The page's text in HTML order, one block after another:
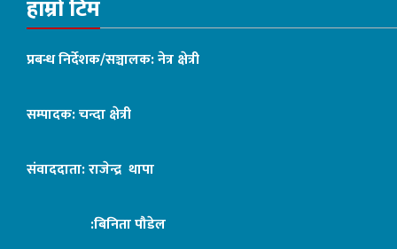
हाम्रो टिम
प्रबन्ध निर्देशक/सञ्चालक: नेत्र क्षेत्री
सम्पादक: चन्दा क्षेत्री
संवाददाता: राजेन्द्र थापा
:बिनिता पौडेल